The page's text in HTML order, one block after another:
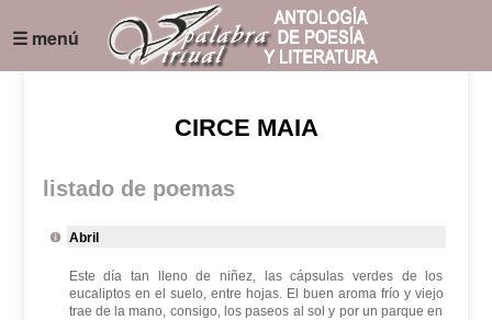
☰ menú
CIRCE MAIA
listado de poemas
Abril
Este día tan lleno de niñez, las cápsulas verdes de los
eucaliptos en el suelo, entre hojas. El buen aroma frío y viejo
trae de la mano, consigo, los paseos al sol y por un parque en